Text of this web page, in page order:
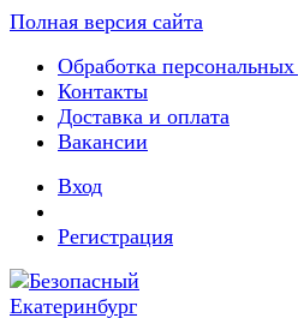
Полная версия сайта
Обработка
Контакты
Доставка и оплата
Вакансии
Вход
Регистрация